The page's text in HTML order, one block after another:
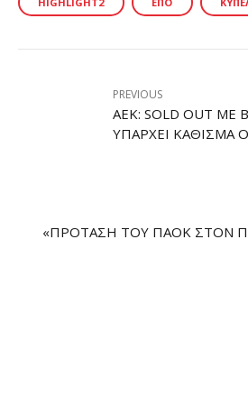
PREVIOUS
AEK: SOLD OUT
ΥΠΆΡΧΕΙ ΚΆΘΙΣΜΑ
«ΠΡΌΤΑΣΗ ΤΟΥ ΠΑΟΚ ΣΤΟΝ